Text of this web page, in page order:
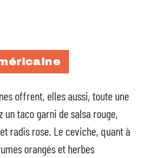
offrent, elles aussi, toute une
taco garni de salsa rouge,
radis rose. Le ceviche, quant à
orangés et herbes